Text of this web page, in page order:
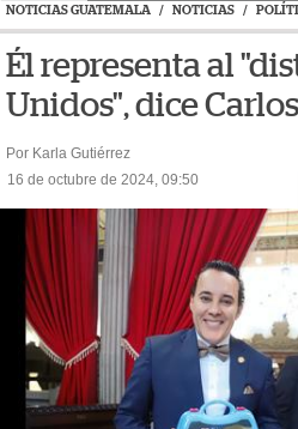
NOTICIAS GUATEMALA / NOTICIAS /
Él representa al
Unidos", dice
Por Karla Gutiérrez
16 de octubre de 2024, 09:50